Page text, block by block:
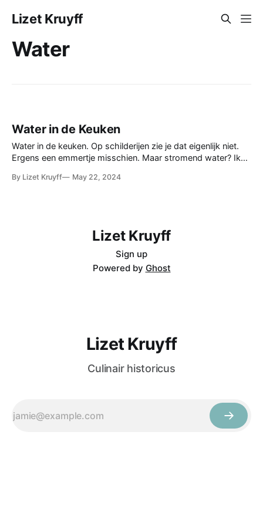
Lizet Kruyff
Water
Water in de Keuken
Water in de keuken. Op schilderijen zie je dat eigenlijk niet.
Ergens een emmertje misschien. Maar stromend water? Ik
handle) en het viel mij meteen op: water stroomt uit ‘kranen’
By Lizet Kruyff May 22, 2024
Lizet Kruyff
Sign up
Powered by Ghost
Lizet Kruyff
Culinair historicus